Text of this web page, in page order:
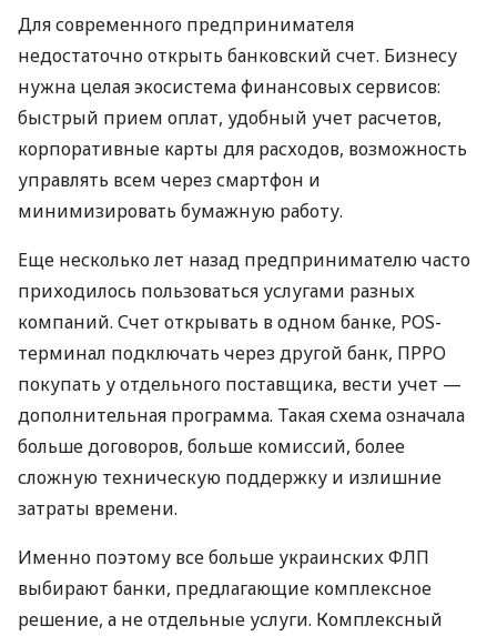
Для современного предпринимателя
недостаточно открыть банковский счет. Бизнесу
нужна целая экосистема финансовых сервисов:
быстрый прием оплат, удобный учет расчетов,
корпоративные карты для расходов, возможность
управлять всем через смартфон и
минимизировать бумажную работу.
Еще несколько лет назад предпринимателю часто
приходилось пользоваться услугами разных
компаний. Счет открывать в одном банке, POS-
терминал подключать через другой банк, ПРРО
покупать у отдельного поставщика, вести учет —
дополнительная программа. Такая схема означала
больше договоров, больше комиссий, более
сложную техническую поддержку и излишние
затраты времени.
Именно поэтому все больше украинских ФЛП
выбирают банки, предлагающие комплексное
решение, а не отдельные услуги. Комплексный